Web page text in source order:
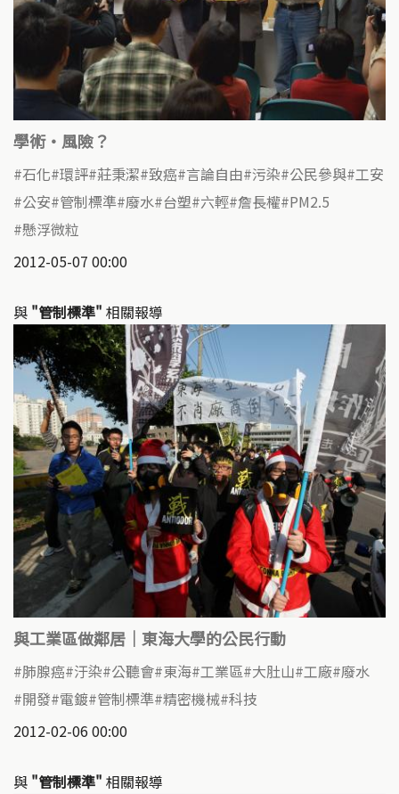
學術‧風險？
石化 環評 莊秉潔 致癌 言論自由 污染 公民參與 工安
公安 管制標準 廢水 台塑 六輕 詹長權 PM2.5
懸浮微粒
2012-05-07 00:00
與 "管制標準" 相關報導
與工業區做鄰居｜東海大學的公民行動
肺腺癌 汙染 公聽會 東海 工業區 大肚山 工廠 廢水
開發 電鍍 管制標準 精密機械 科技
2012-02-06 00:00
與 "管制標準" 相關報導